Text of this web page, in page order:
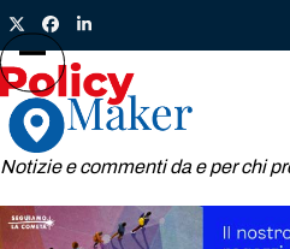
Skip
to
content
TwitterFacebook
LinkedIn
Notizie e commenti da e per chi
Open
mobile
menu
Close
mobile
menu